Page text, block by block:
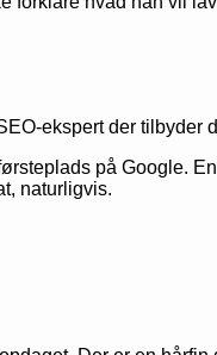
ekspert der tilbyder
på Google.
naturligvis.